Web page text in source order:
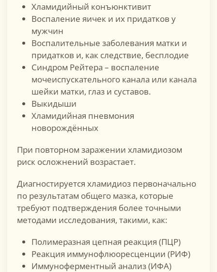
Хламидийный конъюнктивит
Воспаление яичек и их придатков у
мужчин
Воспалительные заболевания матки и
придатков и, как следствие, бесплодие
Синдром Рейтера – воспаление
мочеиспускательного канала или канала
шейки матки, глаз и суставов.
Выкидыши
Хламидийная пневмония
новорождённых
При повторном заражении хламидиозом
риск осложнений возрастает.
Диагностируется хламидиоз первоначально
по результатам общего мазка, которые
требуют подтверждения более точными
методами исследования, такими, как:
Полимеразная цепная реакция (ПЦР)
Реакция иммунофлюоресценции (РИФ)
Иммуноферментный анализ (ИФА)